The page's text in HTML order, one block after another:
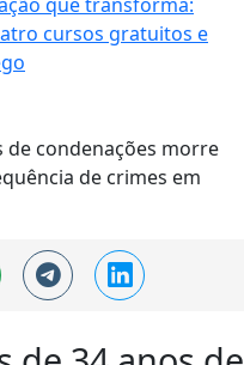
cursos gratuitos e